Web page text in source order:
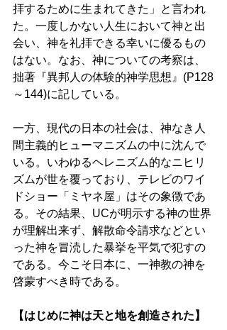
拝するために生まれてきた」と言われ
た。一度しかない人生において神と出
会い、神を礼拝できる幸いに優るもの
はない。なお、神についての考察は、
拙著『異邦人の体験的神学思想』(P128
～144)に記している。
一方、現代の日本の社会は、神なき人
間主義的ヒューマニズムの中に沈んで
いる。いわゆるヘレニズム的なニヒリ
ズムが世を覆っており、テレビのワイ
ドショー「ミヤネ屋」はその象徴であ
る。その結果、UCが明示する神の世界
が理解出来ず、解散命令請求などとい
った神を冒涜した暴挙を平気で犯すの
である。今こそ日本に、一神教の神を
啓蒙すべき時である。
【はじめに神は天と地を創造された】